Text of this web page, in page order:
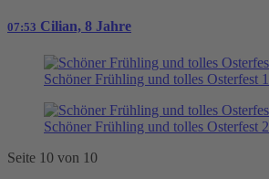
07:53 Cilian, 8 Jahre
Schöner Frühling und tolles Osterfest 1
Schöner Frühling und tolles Osterfest 2
Seite 10 von 10